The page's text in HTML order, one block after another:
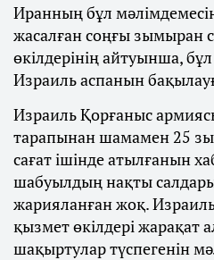
Иранның бұл
жасалған соңғы зымыран
өкілдерінің айтуынша,
Израиль аспанын
Израиль Қорғаныс
тарапынан шамамен 25
сағат ішінде атылғанын
шабуылдың нақты
жарияланған жоқ.
қызмет өкілдері жарақат
шақыртулар түспегенін